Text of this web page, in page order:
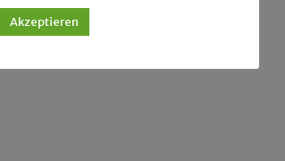
Akzeptieren